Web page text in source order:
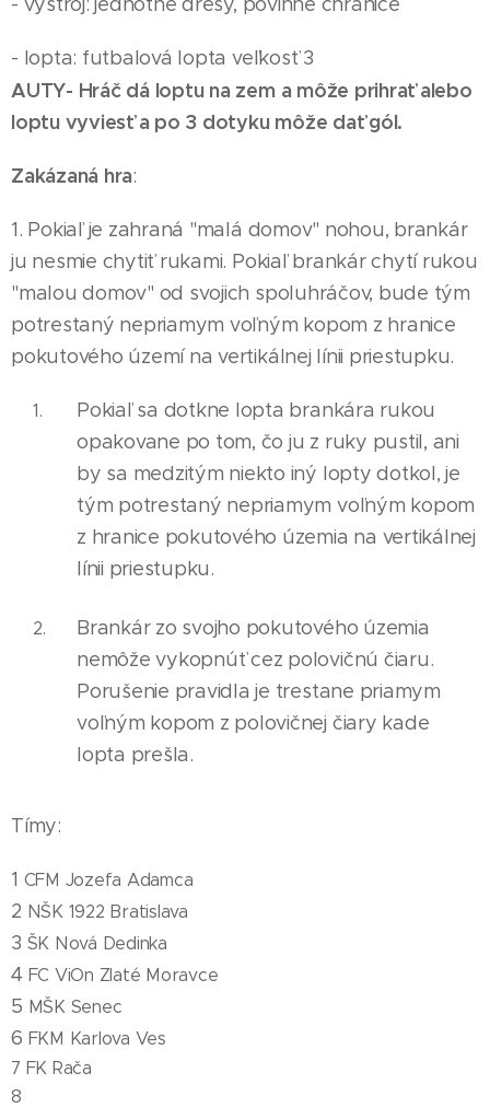
- lopta: futbalová lopta veľkosť 3
AUTY- Hráč dá loptu na zem a môže prihrať alebo
loptu vyviesť a po 3 dotyku môže dať gól.
Zakázaná hra:
1. Pokiaľ je zahraná "malá domov" nohou, brankár
ju nesmie chytiť rukami. Pokiaľ brankár chytí rukou
"malou domov" od svojich spoluhráčov, bude tým
potrestaný nepriamym voľným kopom z hranice
pokutového území na vertikálnej línii priestupku.
Pokiaľ sa dotkne lopta brankára rukou
opakovane po tom, čo ju z ruky pustil, ani
by sa medzitým niekto iný lopty dotkol, je
tým potrestaný nepriamym voľným kopom
z hranice pokutového územia na vertikálnej
línii priestupku.
Brankár zo svojho pokutového územia
nemôže vykopnúť cez polovičnú čiaru.
Porušenie pravidla je trestane priamym
voľným kopom z polovičnej čiary kade
lopta prešla.
Tímy:
1 CFM Jozefa Adamca
2 NŠK 1922 Bratislava
3 ŠK Nová Dedinka
4 FC ViOn Zlaté Moravce
5 MŠK Senec
6 FKM Karlova Ves
7 FK Rača
8